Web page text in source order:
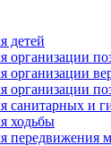
детей
организации
организации
организации
санитарных и
ходьбы
передвижения